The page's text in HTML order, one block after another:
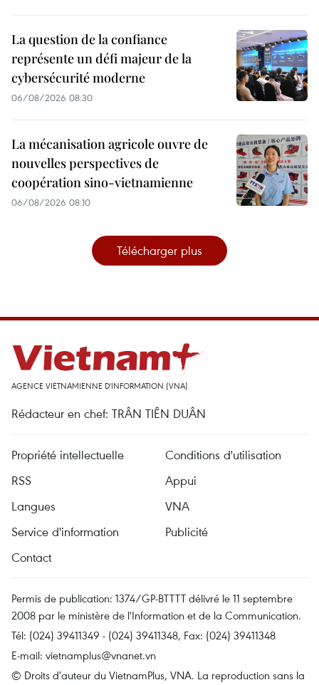
La question de la confiance
représente un défi majeur de la
cybersécurité moderne
06/08/2026 08:30
La mécanisation agricole ouvre de
nouvelles perspectives de
coopération sino-vietnamienne
06/08/2026 08:10
Télécharger plus
AGENCE VIETNAMIENNE D'INFORMATION (VNA)
Rédacteur en chef: TRÂN TIÊN DUÂN
Propriété intellectuelle
Conditions d'utilisation
RSS
Appui
Langues
VNA
Service d'information
Publicité
Contact
Permis de publication: 1374/GP-BTTTT délivré le 11 septembre
2008 par le ministère de l'Information et de la Communication.
Tél: (024) 39411349 - (024) 39411348, Fax: (024) 39411348
E-mail: vietnamplus@vnanet.vn
© Droits d'auteur du VietnamPlus, VNA. La reproduction sans la